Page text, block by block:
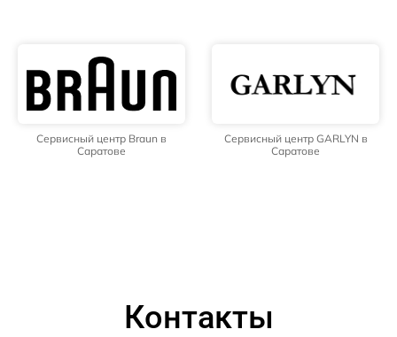
Сервисный центр Braun в
Саратове
Сервисный центр GARLYN в
Саратове
Контакты